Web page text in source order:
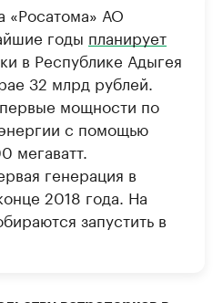
«Росатома» АО
годы планирует
в Республике Адыгея
32 млрд рублей.
мощности по
с помощью
мегаватт.
генерация в
2018 года. На
запустить в